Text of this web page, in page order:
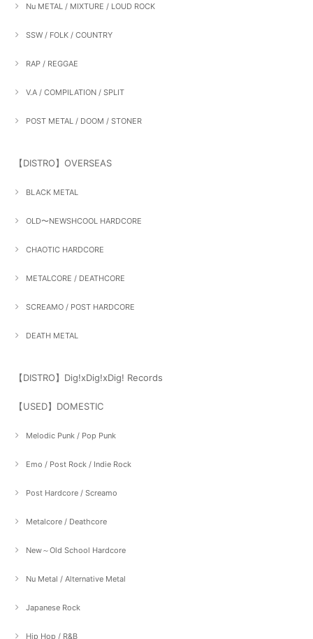
Nu METAL / MIXTURE / LOUD ROCK
SSW / FOLK / COUNTRY
RAP / REGGAE
V.A / COMPILATION / SPLIT
POST METAL / DOOM / STONER
【DISTRO】OVERSEAS
BLACK METAL
OLD〜NEWSHCOOL HARDCORE
CHAOTIC HARDCORE
METALCORE / DEATHCORE
SCREAMO / POST HARDCORE
DEATH METAL
【DISTRO】Dig!xDig!xDig! Records
【USED】DOMESTIC
Melodic Punk / Pop Punk
Emo / Post Rock / Indie Rock
Post Hardcore / Screamo
Metalcore / Deathcore
New～Old School Hardcore
Nu Metal / Alternative Metal
Japanese Rock
Hip Hop / R&B